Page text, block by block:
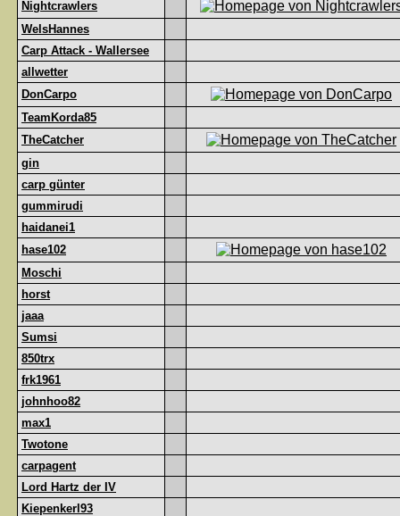
Nightcrawlers
WelsHannes
Carp Attack - Wallersee
allwetter
DonCarpo
TeamKorda85
TheCatcher
gin
carp günter
gummirudi
haidanei1
hase102
Moschi
horst
jaaa
Sumsi
850trx
frk1961
johnhoo82
max1
Twotone
carpagent
Lord Hartz der IV
Kiepenkerl93